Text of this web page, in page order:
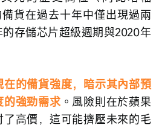
貨在過去十年中僅出現過兩
存儲芯片超級週期與2020年
的備貨強度，暗示其內部預
的強勁需求 。風險則在於蘋果
高價，這可能擠壓未來的毛